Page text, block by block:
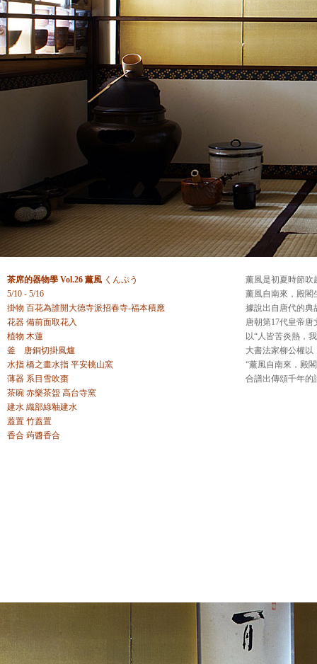
茶席的器物學 Vol.26 薰風 くんぷう
5/10 - 5/16
掛物 百花為誰開大德寺派招春寺-福本積應
花器 備前面取花入
植物 木蓮
釜 唐銅切掛風爐
水指 橋之畫水指 平安桃山窯
薄器 系目雪吹棗
茶碗 赤樂茶盌 高台寺窯
建水 織部綠釉建水
蓋置 竹蓋置
香合 蒟醬香合
薰風是初夏時節吹
薰風自南來，殿閣
據說出自唐代的典
唐朝第17代皇帝唐
以“人皆苦炎熱，
大書法家柳公權以
“薰風自南來，殿
合譜出傳頌千年的